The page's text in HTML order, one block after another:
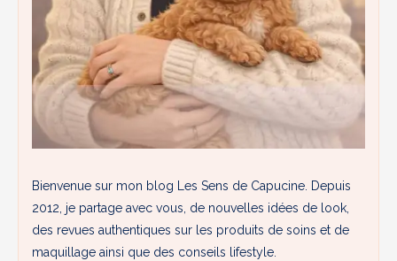
Bienvenue sur mon blog Les Sens de Capucine. Depuis
2012, je partage avec vous, de nouvelles idées de look,
des revues authentiques sur les produits de soins et de
maquillage ainsi que des conseils lifestyle.